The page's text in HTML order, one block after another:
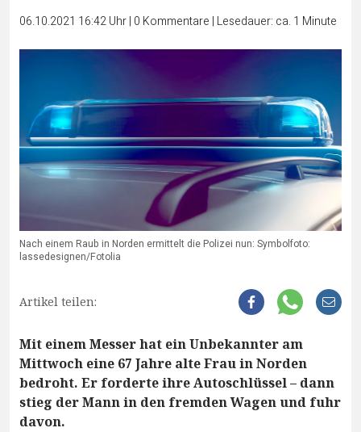
06.10.2021 16:42 Uhr| 0 Kommentare | Lesedauer: ca. 1 Minute
Nach einem Raub in Norden ermittelt die Polizei nun: Symbolfoto:
lassedesignen/Fotolia
Artikel teilen:
Mit einem Messer hat ein Unbekannter am
Mittwoch eine 67 Jahre alte Frau in Norden
bedroht. Er forderte ihre Autoschlüssel – dann
stieg der Mann in den fremden Wagen und fuhr
davon.